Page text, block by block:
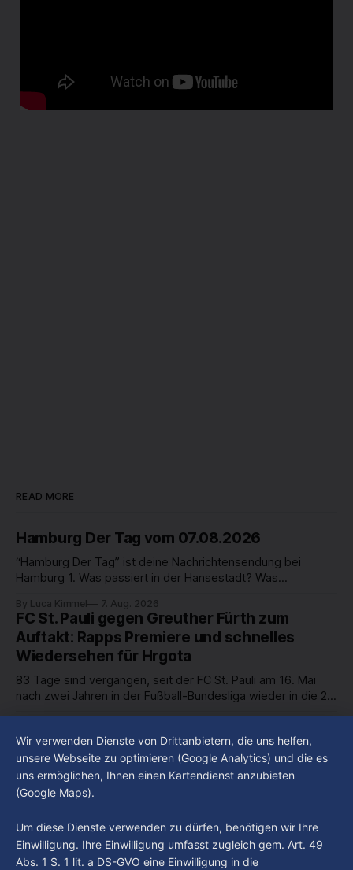
READ MORE
Hamburg Der Tag vom 07.08.2026
“Hamburg Der Tag” ist deine Nachrichtensendung bei
Hamburg 1. Was passiert in der Hansestadt? Was
in unserer Stadt an? Fragen, die von Montag bis Freitag LIVE
um 18 Uhr beantwortet werden - auf YouTube und im TV.
By Luca Kimmel 7. Aug. 2026
FC St. Pauli gegen Greuther Fürth zum
Auftakt: Rapps Premiere und schnelles
Wiedersehen für Hrgota
83 Tage sind vergangen, seit der FC St. Pauli am 16. Mai
nach zwei Jahren in der Fußball-Bundesliga wieder in die 2.
haben den Kiezclub verlassen. Dafür kamen in den letzten
Wochen einige
Im Gespräch mit Christian Pothe - Heute zu
Gast: Götz Tintelnot
By Luca Kimmel 6. Aug. 2026
Nissi's Kunstwelt - Folge 18
By Luca Kimmel 6. Aug. 2026
Wir verwenden Dienste von Drittanbietern, die uns helfen,
unsere Webseite zu optimieren (Google Analytics) und die es
uns ermöglichen, Ihnen einen Kartendienst anzubieten
(Google Maps).
Um diese Dienste verwenden zu dürfen, benötigen wir Ihre
Einwilligung. Ihre Einwilligung umfasst zugleich gem. Art. 49
Abs. 1 S. 1 lit. a DS-GVO eine Einwilligung in die